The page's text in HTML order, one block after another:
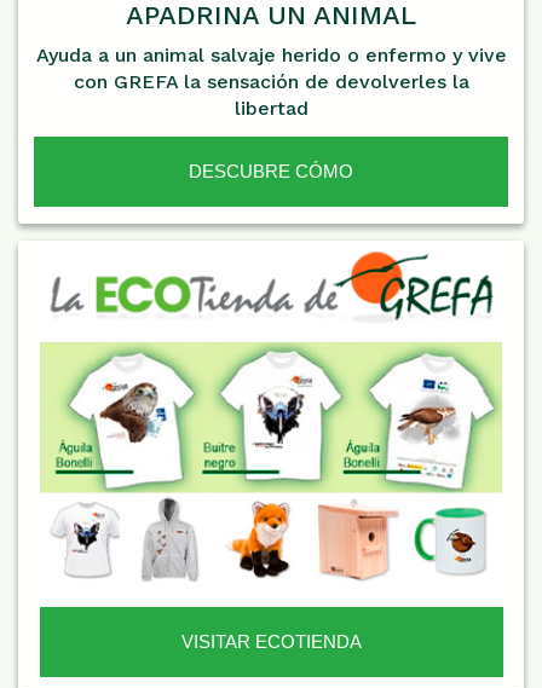
APADRINA UN ANIMAL
Ayuda a un animal salvaje herido o enfermo y vive
con GREFA la sensación de devolverles la
libertad
DESCUBRE CÓMO
VISITAR ECOTIENDA